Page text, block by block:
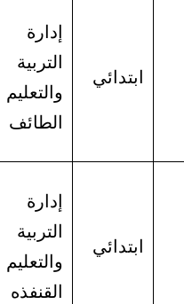
ابتدائي
إدارة
التربية
والتعليم
الطائف
ابتدائي
إدارة
التربية
والتعليم
القنفذه